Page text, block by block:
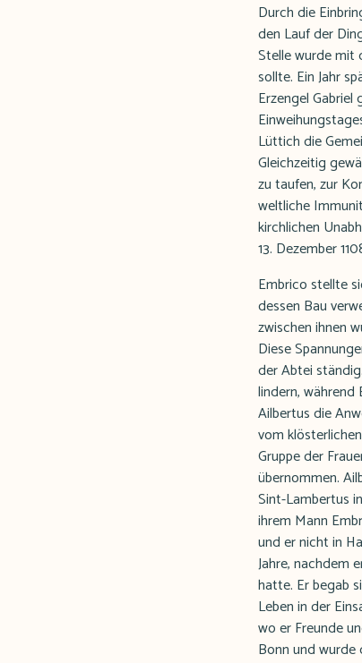
Durch die
den Lauf der
Stelle wurde mit
sollte. Ein Jahr
Erzengel
Lüttich die
Gleichzeitig
zu taufen, zur
weltliche
kirchlichen
13. Dezember
Embrico stellte
dessen Bau
zwischen ihnen
Diese
der Abtei
lindern,
Ailbertus die
vom
Gruppe der
übernommen.
Sint-Lambertus
ihrem Mann
und er nicht in
Jahre, nachdem
hatte. Er begab
Leben in der
wo er Freunde
Bonn und